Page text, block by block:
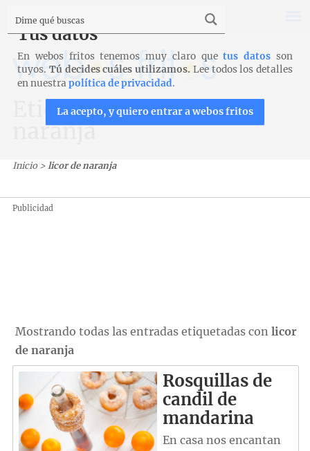
Etiqueta: licor de
naranja
Inicio> licor de naranja
Publicidad
Mostrando todas las entradas etiquetadas conlicor
de naranja
Rosquillas de
candil de
mandarina
En casa nos encantan
Tus datos
En webos fritos tenemos muy claro quetus datos son
tuyos. Tú decides cuáles utilizamos. Lee todos los detalles
en nuestrapolítica de privacidad.
La acepto, y quiero entrar a webos fritos